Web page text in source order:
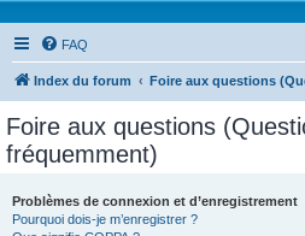
FAQ
Index du forum Foire aux questions
Foire aux questions
fréquemment)
Problèmes de connexion et d’enregistrement
Pourquoi dois-je m’enregistrer ?